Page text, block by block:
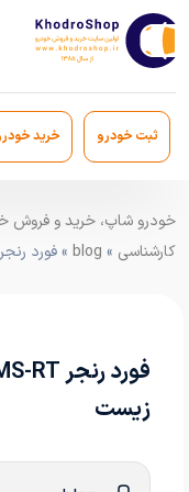
ثبت خودرو خرید
کارشناسی »
blog » فورد رنجر MS-RT؛ نیرومند و دوستدار محیط زیست
زیست